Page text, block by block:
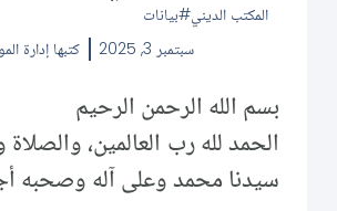
المكتب الديني بيانات
سبتمبر 3, 2025
كتبها إدارة
بسم الله الرحمن الرحيم
الحمد لله رب العالمين،
سيدنا محمد وعلى آله وصحبه